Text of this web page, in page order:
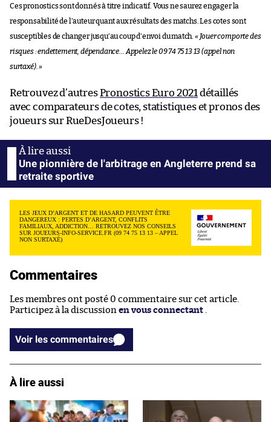
Ces pronostics sont donnés à titre indicatif. Vous ne saurez engager la
responsabilité de l’auteur quant aux résultats des matchs. Les cotes sont
susceptibles de changer jusqu’au coup d’envoi du match. « Jouer comporte des
risques : endettement, dépendance… Appelez le 09 74 75 13 13 (appel non
surtaxé). »
Retrouvez d’autresPronostics Euro 2021 détaillés
avec comparateurs de cotes, statistiques et pronos des
joueurs sur RueDesJoueurs !
Une pionnière de l'arbitrage en Angleterre prend sa
retraite sportive
LES JEUX D’ARGENT ET DE HASARD PEUVENT ÊTRE
DANGEREUX : PERTES D’ARGENT, CONFLITS
FAMILIAUX, ADDICTION… RETROUVEZ NOS CONSEILS
SUR JOUEURS-INFO-SERVICE.FR (09 74 75 13 13 – APPEL
NON SURTAXÉ)
Commentaires
Les membres ont posté 0 commentaire sur cet article.
Participez à la discussion en vous connectant
Voir les commentaires
À lire aussi